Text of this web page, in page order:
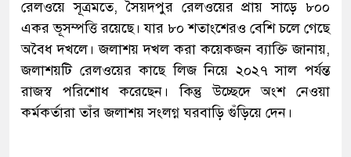
রেলওয়ে সূত্রমতে, সৈয়দপুর রেলওয়ের প্রায় সাড়ে ৮০০
একর ভূসম্পত্তি রয়েছে। যার ৮০ শতাংশেরও বেশি চলে গেছে
অবৈধ দখলে। জলাশয় দখল করা কয়েকজন ব্যাক্তি জানায়,
জলাশয়টি রেলওয়ের কাছে লিজ নিয়ে ২০২৭ সাল পর্যন্ত
রাজস্ব পরিশোধ করেছেন। কিন্তু উচ্ছেদে অংশ নেওয়া
কর্মকর্তারা তাঁর জলাশয় সংলগ্ন ঘরবাড়ি গুঁড়িয়ে দেন।